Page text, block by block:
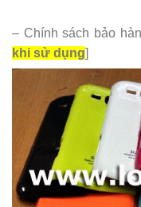
– Chính sách bảo
khi sử dụng]